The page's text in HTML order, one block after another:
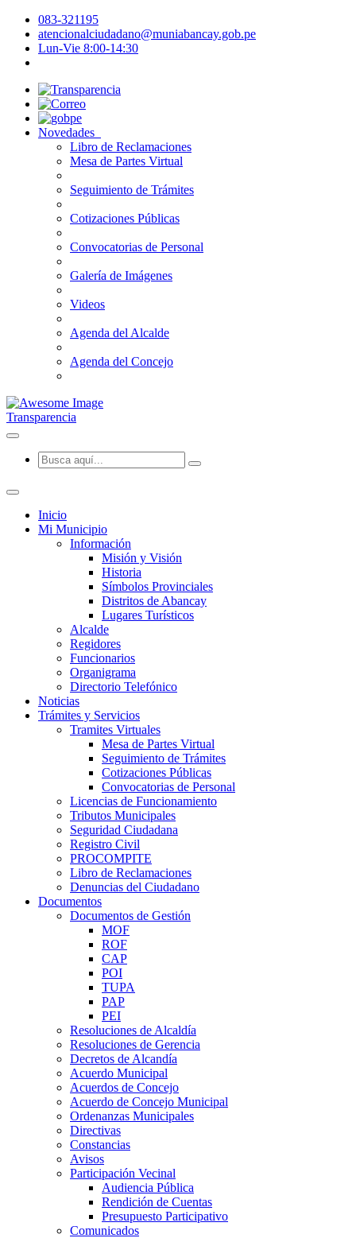
083-321195
atencionalciudadano@muniabancay.gob.pe
Lun-Vie 8:00-14:30
Novedades
Libro de Reclamaciones
Mesa de Partes Virtual
Seguimiento de Trámites
Cotizaciones Públicas
Convocatorias de Personal
Galería de Imágenes
Videos
Agenda del Alcalde
Agenda del Concejo
Transparencia
Inicio
Mi Municipio
Información
Misión y Visión
Historia
Símbolos Provinciales
Distritos de Abancay
Lugares Turísticos
Alcalde
Regidores
Funcionarios
Organigrama
Directorio Telefónico
Noticias
Trámites y Servicios
Tramites Virtuales
Mesa de Partes Virtual
Seguimiento de Trámites
Cotizaciones Públicas
Convocatorias de Personal
Licencias de Funcionamiento
Tributos Municipales
Seguridad Ciudadana
Registro Civil
PROCOMPITE
Libro de Reclamaciones
Denuncias del Ciudadano
Documentos
Documentos de Gestión
MOF
ROF
CAP
POI
TUPA
PAP
PEI
Resoluciones de Alcaldía
Resoluciones de Gerencia
Decretos de Alcandía
Acuerdo Municipal
Acuerdos de Concejo
Acuerdo de Concejo Municipal
Ordenanzas Municipales
Directivas
Constancias
Avisos
Participación Vecinal
Audiencia Pública
Rendición de Cuentas
Presupuesto Participativo
Comunicados